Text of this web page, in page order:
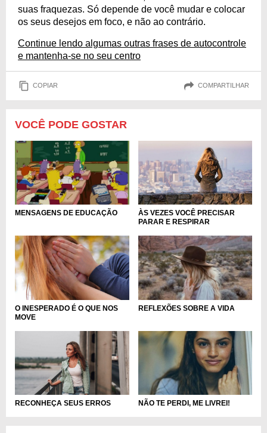
suas fraquezas. Só depende de você mudar e colocar
os seus desejos em foco, e não ao contrário.
Continue lendo algumas outras frases de autocontrole
e mantenha-se no seu centro
COPIAR COMPARTILHAR
VOCÊ PODE GOSTAR
MENSAGENS DE EDUCAÇÃO
ÀS VEZES VOCÊ PRECISAR
PARAR E RESPIRAR
O INESPERADO É O QUE NOS
MOVE
REFLEXÕES SOBRE A VIDA
RECONHEÇA SEUS ERROS NÃO TE PERDI, ME LIVREI!